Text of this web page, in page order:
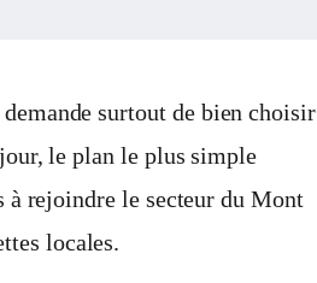
surtout de bien choisir
le plan le plus simple
à rejoindre le secteur du Mont
locales.